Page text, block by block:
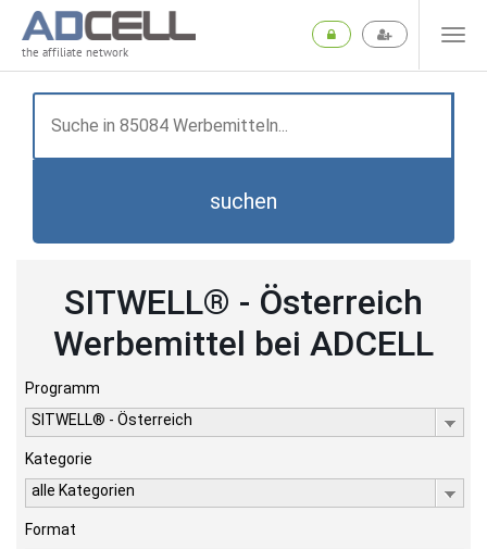
the affiliate network
suchen
SITWELL® - Österreich
Werbemittel bei ADCELL
Programm
SITWELL® - Österreich
Kategorie
alle Kategorien
Format